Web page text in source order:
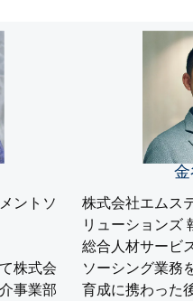
ントソ
株式会
事業部
株式会社エムス
リューションズ
総合人材サービ
ソーシング業務
育成に携わった